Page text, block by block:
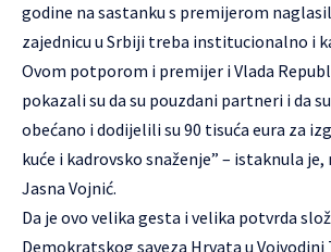
godine na sastanku s premijerom
zajednicu u Srbiji treba institucionalno i
Ovom potporom i premijer i Vlada
pokazali su da su pouzdani partneri i da
obećano i dodijelili su 90 tisuća eura za
kuće i kadrovsko snaženje” – istaknula
Jasna Vojnić.
Da je ovo velika gesta i velika potvrda
Demokratskog saveza Hrvata u Vojvodini